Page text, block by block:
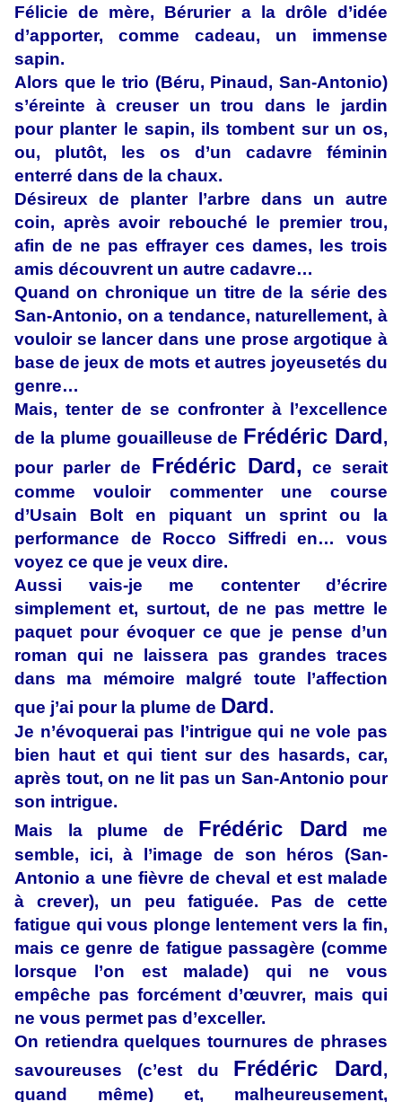
Félicie de mère, Bérurier a la drôle d’idée
d’apporter, comme cadeau, un immense
sapin.
Alors que le trio (Béru, Pinaud, San-Antonio)
s’éreinte à creuser un trou dans le jardin
pour planter le sapin, ils tombent sur un os,
ou, plutôt, les os d’un cadavre féminin
enterré dans de la chaux.
Désireux de planter l’arbre dans un autre
coin, après avoir rebouché le premier trou,
afin de ne pas effrayer ces dames, les trois
amis découvrent un autre cadavre…
Quand on chronique un titre de la série des
San-Antonio, on a tendance, naturellement, à
vouloir se lancer dans une prose argotique à
base de jeux de mots et autres joyeusetés du
genre…
Mais, tenter de se confronter à l’excellence
de la plume gouailleuse de Frédéric Dard,
pour parler de Frédéric Dard, ce serait
comme vouloir commenter une course
d’Usain Bolt en piquant un sprint ou la
performance de Rocco Siffredi en… vous
voyez ce que je veux dire.
Aussi vais-je me contenter d’écrire
simplement et, surtout, de ne pas mettre le
paquet pour évoquer ce que je pense d’un
roman qui ne laissera pas grandes traces
dans ma mémoire malgré toute l’affection
que j’ai pour la plume de Dard.
Je n’évoquerai pas l’intrigue qui ne vole pas
bien haut et qui tient sur des hasards, car,
après tout, on ne lit pas un San-Antonio pour
son intrigue.
Mais la plume de Frédéric Dard me
semble, ici, à l’image de son héros (San-
Antonio a une fièvre de cheval et est malade
à crever), un peu fatiguée. Pas de cette
fatigue qui vous plonge lentement vers la fin,
mais ce genre de fatigue passagère (comme
lorsque l’on est malade) qui ne vous
empêche pas forcément d’œuvrer, mais qui
ne vous permet pas d’exceller.
On retiendra quelques tournures de phrases
savoureuses (c’est du Frédéric Dard,
quand même) et, malheureusement,